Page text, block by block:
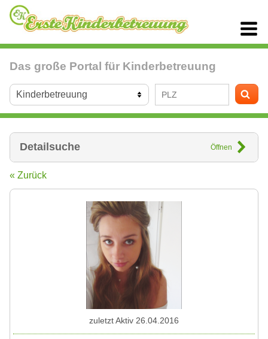
Das große Portal für Kinderbetreuung
Detailsuche Öffnen
« Zurück
zuletzt Aktiv 26.04.2016